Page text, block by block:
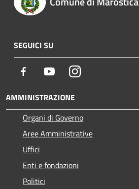
SEGUICI SU
Facebook YoutubeInstagram
AMMINISTRAZIONE
Organi di Governo
Aree Amministrative
Uffici
Enti e fondazioni
Politici